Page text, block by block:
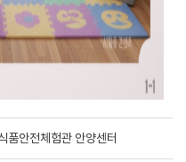
품안전체험관 안양센터